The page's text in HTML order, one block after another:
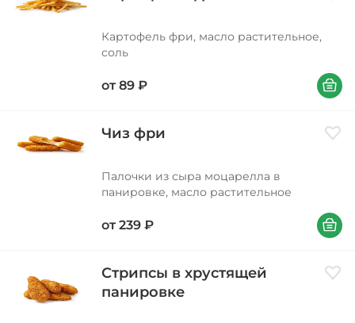
Картофель фри, масло растительное,
соль
от 89 ₽ В
Чиз фри
Палочки из сыра моцарелла в
панировке, масло растительное
от 239 ₽ В
Стрипсы в хрустящей
панировке